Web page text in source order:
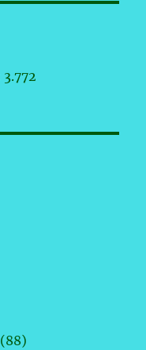
3.772
(88)